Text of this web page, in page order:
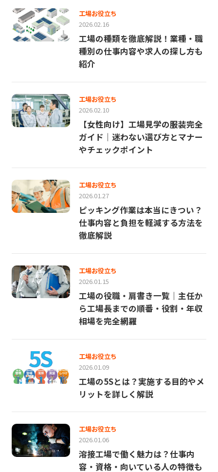
工場お役立ち
2026.02.16
工場の種類を徹底解説！業種・職
種別の仕事内容や求人の探し方も
紹介
工場お役立ち
2026.02.10
【女性向け】工場見学の服装完全
ガイド｜迷わない選び方とマナー
やチェックポイント
工場お役立ち
2026.01.27
ピッキング作業は本当にきつい？
仕事内容と負担を軽減する方法を
徹底解説
工場お役立ち
2026.01.15
工場の役職・肩書き一覧｜主任か
ら工場長までの順番・役割・年収
相場を完全網羅
工場お役立ち
2026.01.09
工場の5Sとは？実施する目的やメ
リットを詳しく解説
工場お役立ち
2026.01.06
溶接工場で働く魅力は？仕事内
容・資格・向いている人の特徴も